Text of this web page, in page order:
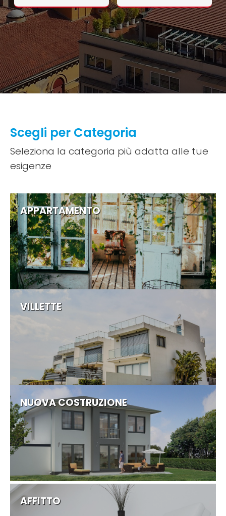
Scegli per Categoria
Seleziona la categoria più adatta alle tue
esigenze
APPARTAMENTO
VILLETTE
NUOVA COSTRUZIONE
AFFITTO